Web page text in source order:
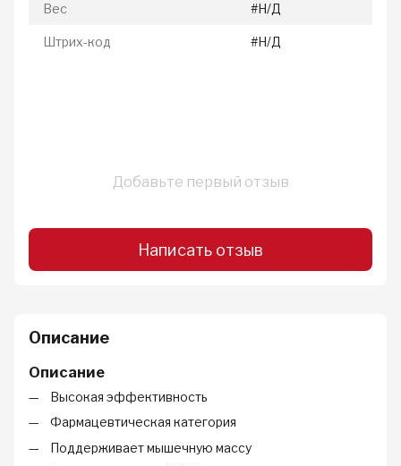
Вес #Н/Д
Штрих-код #Н/Д
Добавьте первый отзыв
Написать отзыв
Описание
Описание
Высокая эффективность
Фармацевтическая категория
Поддерживает мышечную массу